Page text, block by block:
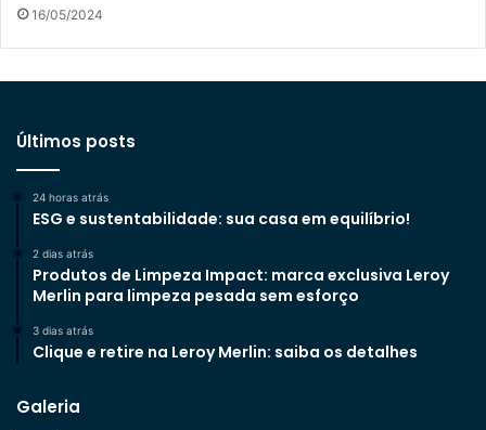
16/05/2024
Últimos posts
24 horas atrás
ESG e sustentabilidade: sua casa em equilíbrio!
2 dias atrás
Produtos de Limpeza Impact: marca exclusiva Leroy
Merlin para limpeza pesada sem esforço
3 dias atrás
Clique e retire na Leroy Merlin: saiba os detalhes
Galeria